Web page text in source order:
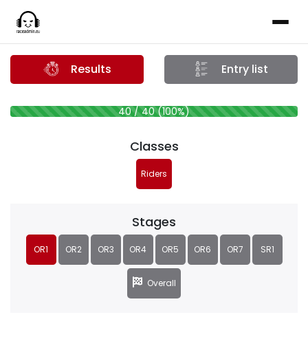
Results Entry list
40 / 40 (100%)
Classes
Riders
Stages
OR1 OR2 OR3 OR4 OR5 OR6 OR7 SR1
Overall